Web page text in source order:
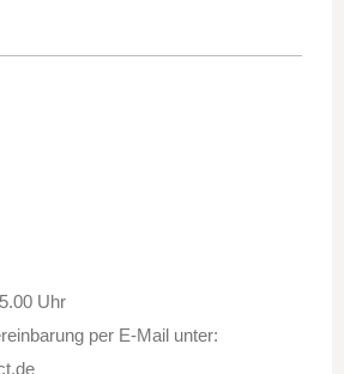
Uhr
per E-Mail unter: